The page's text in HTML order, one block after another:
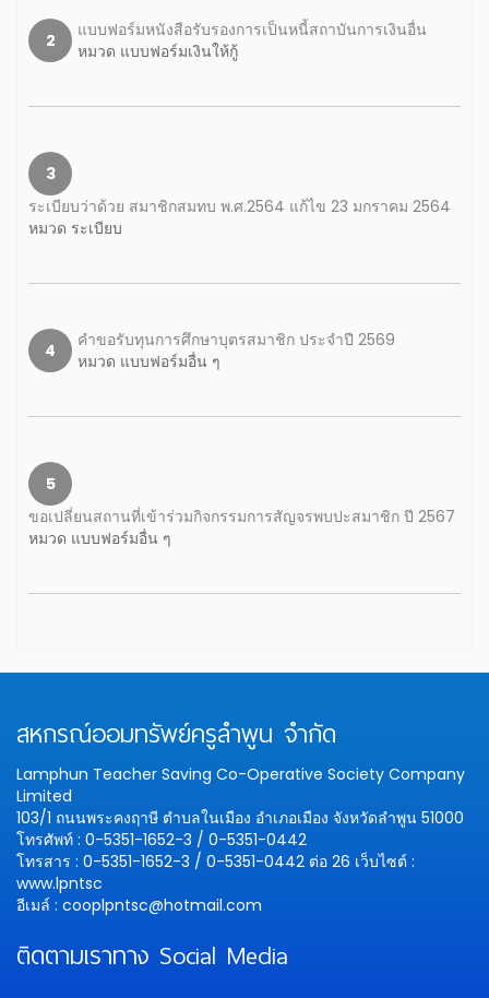
2
แบบฟอร์มหนังสือรับรองการเป็นหนี้สถาบันการเงินอื่น
หมวด แบบฟอร์มเงินให้กู้
3
ระเบียบว่าด้วย สมาชิกสมทบ พ.ศ.2564 แก้ไข 23 มกราคม 2564
หมวด ระเบียบ
4
คำขอรับทุนการศึกษาบุตรสมาชิก ประจำปี 2569
หมวด แบบฟอร์มอื่น ๆ
5
ขอเปลี่ยนสถานที่เข้าร่วมกิจกรรมการสัญจรพบปะสมาชิก ปี 2567
หมวด แบบฟอร์มอื่น ๆ
สหกรณ์ออมทรัพย์ครูลำพูน จำกัด
Lamphun Teacher Saving Co-Operative Society Company
Limited
103/1 ถนนพระคงฤาษี ตำบลในเมือง อำเภอเมือง จังหวัดลำพูน 51000
โทรศัพท์ : 0-5351-1652-3 / 0-5351-0442
โทรสาร : 0-5351-1652-3 / 0-5351-0442 ต่อ 26 เว็บไซต์ :
www.lpntsc
อีเมล์ : cooplpntsc@hotmail.com
ติดตามเราทาง Social Media